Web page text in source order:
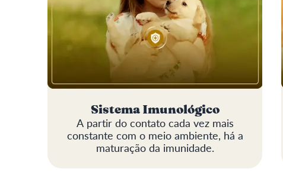
Sistema Imunológico
A partir do contato cada vez mais
constante com o meio ambiente, há a
maturação da imunidade.